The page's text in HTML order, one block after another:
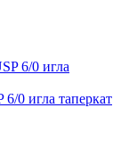
0 игла таперкат